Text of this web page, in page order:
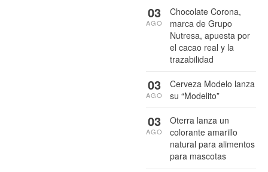
Chocolate Corona,
marca de Grupo
Nutresa, apuesta por
el cacao real y la
trazabilidad
03
AGO
Cerveza Modelo lanza
su “Modelito”
03
AGO
Oterra lanza un
colorante amarillo
natural para alimentos
para mascotas
03
AGO